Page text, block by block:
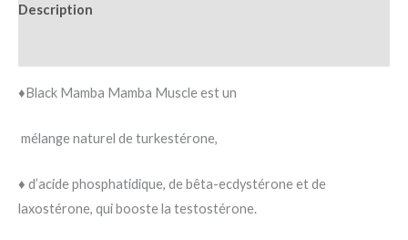
Description
♦️Black Mamba Mamba Muscle est un
mélange naturel de turkestérone,
♦️ d’acide phosphatidique, de bêta-ecdystérone et de
laxostérone, qui booste la testostérone.